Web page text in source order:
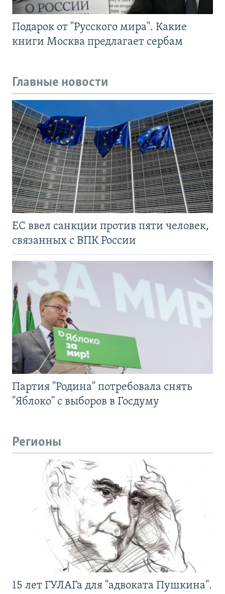
Подарок от "Русского мира". Какие
книги Москва предлагает сербам
Главные новости
ЕС ввел санкции против пяти человек,
связанных с ВПК России
Партия "Родина" потребовала снять
"Яблоко" с выборов в Госдуму
Регионы
15 лет ГУЛАГа для "адвоката Пушкина".